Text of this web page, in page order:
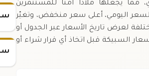
يجعلها ملاذًا آمنًا للمستثمرين
اليومي، أعلى سعر منخفض، وتغيّر
لعرض تاريخ الأسعار عبر الجدول أو
السبيكة قبل اتخاذ أي قرار شراء أو